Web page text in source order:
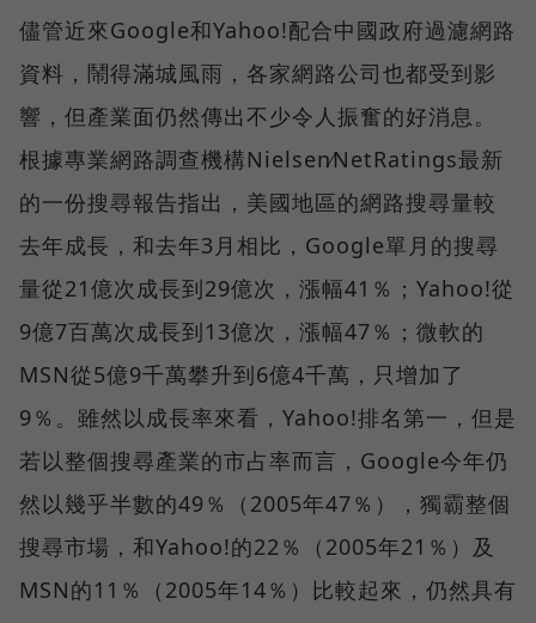
儘管近來Google和Yahoo!配合中國政府過濾網路
資料，鬧得滿城風雨，各家網路公司也都受到影
響，但產業面仍然傳出不少令人振奮的好消息。
根據專業網路調查機構Nielsen∕NetRatings最新
的一份搜尋報告指出，美國地區的網路搜尋量較
去年成長，和去年3月相比，Google單月的搜尋
量從21億次成長到29億次，漲幅41％；Yahoo!從
9億7百萬次成長到13億次，漲幅47％；微軟的
MSN從5億9千萬攀升到6億4千萬，只增加了
9％。雖然以成長率來看，Yahoo!排名第一，但是
若以整個搜尋產業的市占率而言，Google今年仍
然以幾乎半數的49％（2005年47％），獨霸整個
搜尋市場，和Yahoo!的22％（2005年21％）及
MSN的11％（2005年14％）比較起來，仍然具有